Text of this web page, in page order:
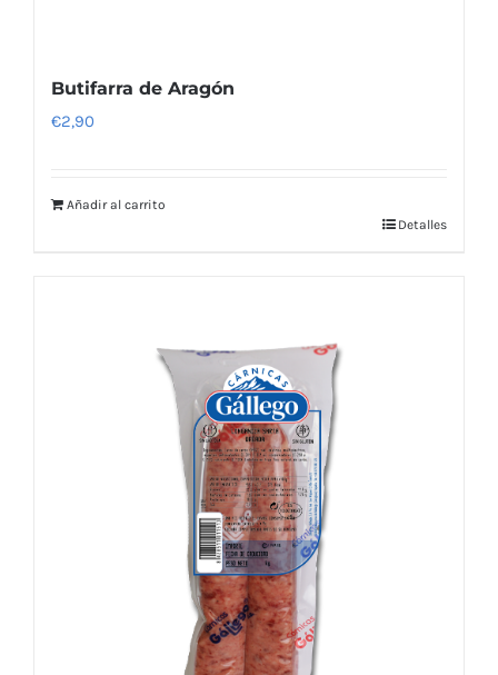
Butifarra de Aragón
€2,90
Añadir al carrito
Detalles